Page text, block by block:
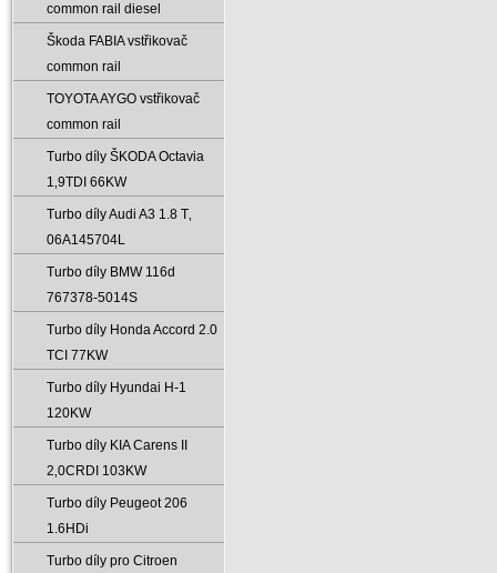
common rail diesel
Škoda FABIA vstřikovač
common rail
TOYOTA AYGO vstřikovač
common rail
Turbo díly ŠKODA Octavia
1‚9TDI 66KW
Turbo díly Audi A3 1.8 T‚
06A145704L
Turbo díly BMW 116d
767378-5014S
Turbo díly Honda Accord 2.0
TCI 77KW
Turbo díly Hyundai H-1
120KW
Turbo díly KIA Carens II
2‚0CRDI 103KW
Turbo díly Peugeot 206
1.6HDi
Turbo díly pro Citroen